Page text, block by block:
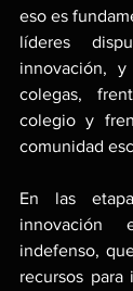
eso es
líderes
innovación,
colegas,
colegio y
comunidad
En las
indefenso,
recursos para